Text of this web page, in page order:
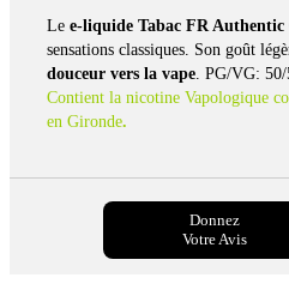
Le e-liquide Tabac FR
sensations classiques. Son goût
douceur vers la vape. PG/VG: 50/
Contient la nicotine Vapologique
en Gironde.
Donnez
Votre Avis